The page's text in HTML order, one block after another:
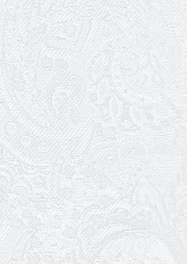
Жигуліна